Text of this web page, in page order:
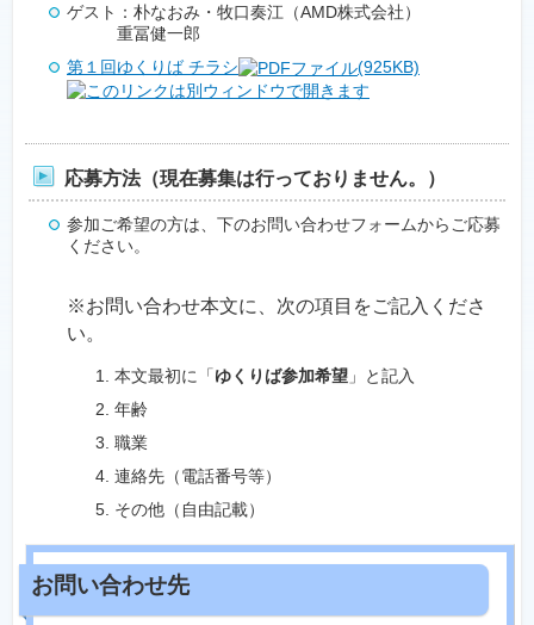
ゲスト：朴なおみ・牧口奏江（AMD株式会社）
重冨健一郎
第１回ゆくりば チラシ
(925KB)
応募方法（現在募集は行っておりません。）
参加ご希望の方は、下のお問い合わせフォームからご応募
ください。
※お問い合わせ本文に、次の項目をご記入くださ
い。
本文最初に「ゆくりば参加希望 」と記入
年齢
職業
連絡先（電話番号等）
その他（自由記載）